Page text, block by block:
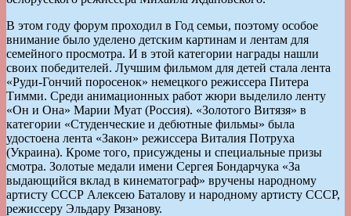
В этом году форум проходил в Год семьи, поэтому особое
внимание было уделено детским картинам и лентам для
семейного просмотра. И в этой категории награды нашли
своих победителей. Лучшим фильмом для детей стала лента
«Руди-Гончий поросенок» немецкого режиссера Питера
Тимми. Среди анимационных работ жюри выделило ленту
«Он и Она» Марии Муат (Россия). «Золотого Витязя» в
категории «Студенческие и дебютные фильмы» была
удостоена лента «Закон» режиссера Виталия Потруха
(Украина). Кроме того, присуждены и специальные призы
смотра. Золотые медали имени Сергея Бондарчука «За
выдающийся вклад в кинематограф» вручены народному
артисту СССР Алексею Баталову и народному артисту СССР,
режиссеру Эльдару Рязанову.